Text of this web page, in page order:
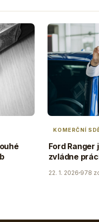
KOMERČNÍ
Ford
zvládne
22. 1. 2026 978